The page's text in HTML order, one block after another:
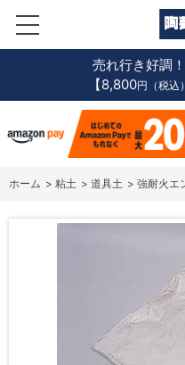
売れ行き好調
【8,800円（税込）
ホーム > 粘土 > 道具土 > 強耐火エ